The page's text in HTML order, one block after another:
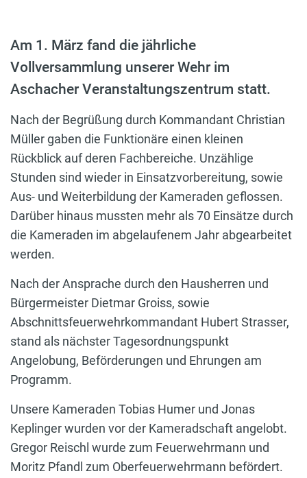
Am 1. März fand die jährliche
Vollversammlung unserer Wehr im
Aschacher Veranstaltungszentrum statt.
Nach der Begrüßung durch Kommandant Christian
Müller gaben die Funktionäre einen kleinen
Rückblick auf deren Fachbereiche. Unzählige
Stunden sind wieder in Einsatzvorbereitung, sowie
Aus- und Weiterbildung der Kameraden geflossen.
Darüber hinaus mussten mehr als 70 Einsätze durch
die Kameraden im abgelaufenem Jahr abgearbeitet
werden.
Nach der Ansprache durch den Hausherren und
Bürgermeister Dietmar Groiss, sowie
Abschnittsfeuerwehrkommandant Hubert Strasser,
stand als nächster Tagesordnungspunkt
Angelobung, Beförderungen und Ehrungen am
Programm.
Unsere Kameraden Tobias Humer und Jonas
Keplinger wurden vor der Kameradschaft angelobt.
Gregor Reischl wurde zum Feuerwehrmann und
Moritz Pfandl zum Oberfeuerwehrmann befördert.